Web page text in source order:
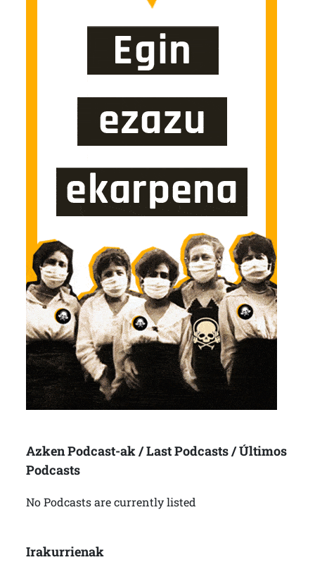
Azken Podcast-ak / Last Podcasts / Últimos
Podcasts
No Podcasts are currently listed
Irakurrienak